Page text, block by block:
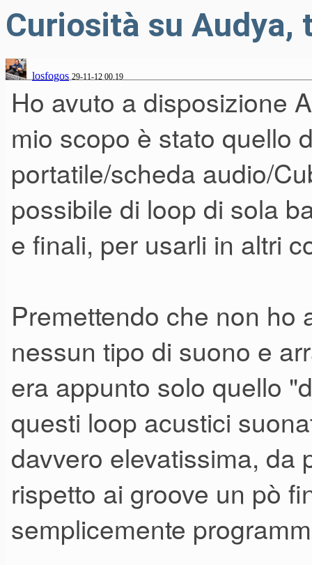
Curiosità su
losfogos 29-11-12 00.19
Ho avuto a disposizione
mio scopo è stato quello
portatile/scheda audio/
possibile di loop di sola
e finali, per usarli in altri
Premettendo che non ho
nessun tipo di suono e
era appunto solo quello
questi loop acustici
davvero elevatissima, da
rispetto ai groove un pò
semplicemente